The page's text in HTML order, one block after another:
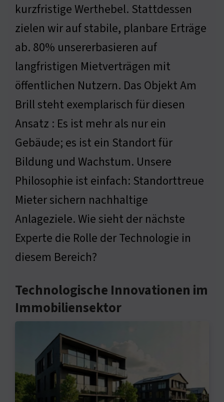
kurzfristige Werthebel. Stattdessen
zielen wir auf stabile, planbare Erträge
ab. 80% unsererbasieren auf
langfristigen Mietverträgen mit
öffentlichen Nutzern. Das Objekt Am
Brill steht exemplarisch für diesen
Ansatz : Es ist mehr als nur ein
Gebäude; es ist ein Standort für
Bildung und Wachstum. Unsere
Philosophie ist einfach: Standorttreue
Mieter sichern nachhaltige
Anlageziele. Wie sieht der nächste
Experte die Rolle der Technologie in
diesem Bereich?
Technologische Innovationen im
Immobiliensektor